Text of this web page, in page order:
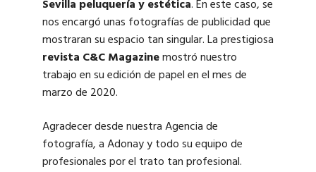
Sevilla peluquería y estética. En este caso, se
nos encargó unas fotografías de publicidad que
mostraran su espacio tan singular. La prestigiosa
revista C&C Magazinemostró nuestro
trabajo en su edición de papel en el mes de
marzo de 2020.
Agradecer desde nuestra Agencia de
fotografía, a Adonay y todo su equipo de
profesionales por el trato tan profesional.